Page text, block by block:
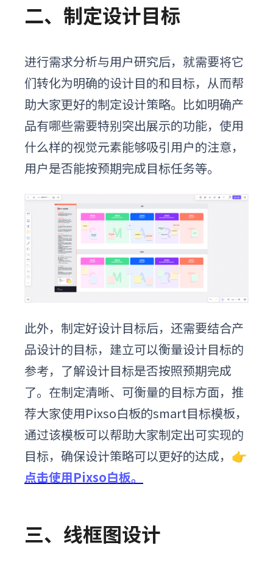
二、制定设计目标
进行需求分析与用户研究后，就需要将它
们转化为明确的设计目的和目标，从而帮
助大家更好的制定设计策略。比如明确产
品有哪些需要特别突出展示的功能，使用
什么样的视觉元素能够吸引用户的注意，
用户是否能按预期完成目标任务等。
此外，制定好设计目标后，还需要结合产
品设计的目标，建立可以衡量设计目标的
参考，了解设计目标是否按照预期完成
了。在制定清晰、可衡量的目标方面，推
荐大家使用Pixso白板的smart目标模板，
通过该模板可以帮助大家制定出可实现的
目标，确保设计策略可以更好的达成， 👉
点击使用Pixso白板。
三、线框图设计